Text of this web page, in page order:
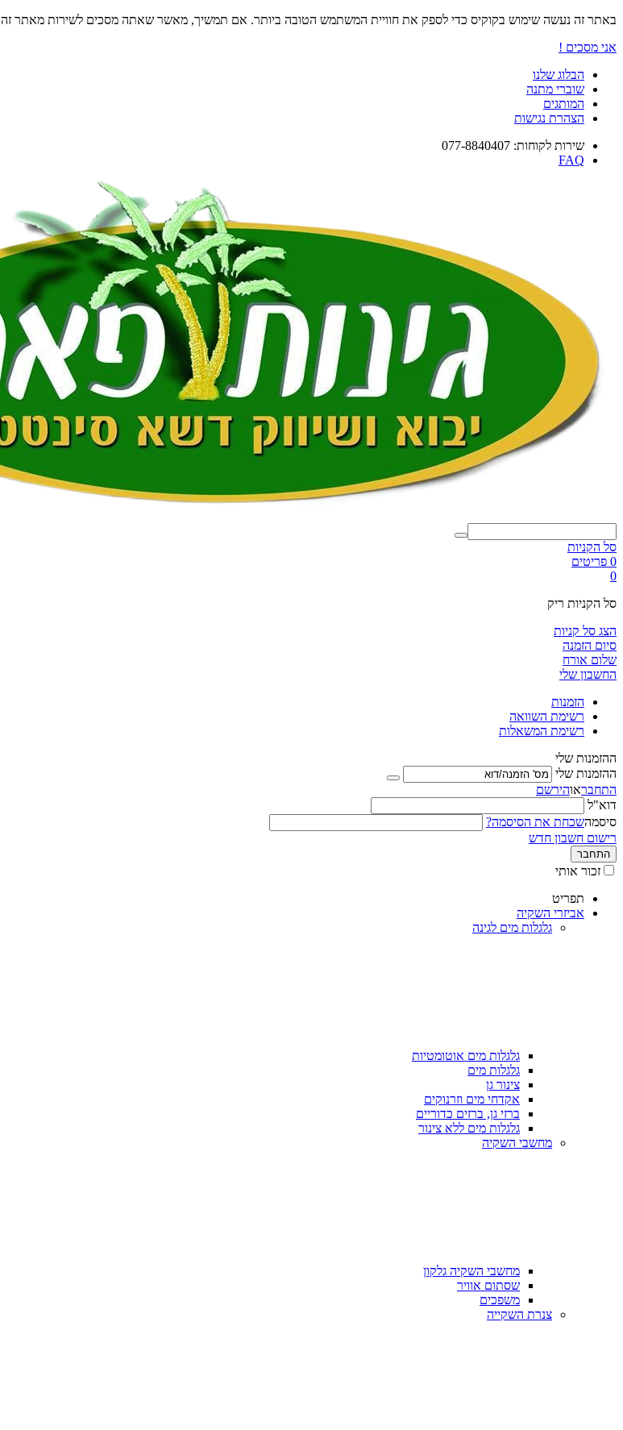
באתר זה נעשה שימוש בקוקיס כדי לספק את חוויית המשתמש הטובה ביותר. אם תמשיך, מאשר שאתה מסכים לשירות מאתר זה
אני מסכים !
הבלוג שלנו
שוברי מתנה
המותגים
הצהרת נגישות
שירות לקוחות: 077-8840407
FAQ
סל הקניות
0 פריטים
0
סל הקניות ריק
הצג סל קניות
סיום הזמנה
שלום אורח
החשבון שלי
הזמנות
רשימת השוואה
רשימת המשאלות
ההזמנות שלי
ההזמנות שלי
התחבראוהירשם
דוא"ל
סיסמהשכחת את הסיסמה?
רישום חשבון חדש
התחבר
זכור אותי
תפריט
אביזרי השקיה
גלגלות מים לגינה
גלגלות מים אוטומטיות
גלגלות מים
צינור גן
אקדחי מים וזרנוקים
ברזי גן, ברזים כדוריים
גלגלות מים ללא צינור
מחשבי השקיה
מחשבי השקיה גלקון
שסתום אוויר
משפכים
צנרת השקייה